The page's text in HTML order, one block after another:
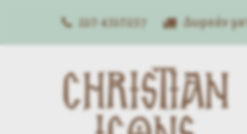
210 4310257 Δωρεάν